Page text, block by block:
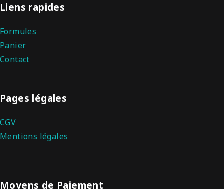
Liens rapides
Formules
Panier
Contact
Pages légales
CGV
Mentions légales
Moyens de Paiement